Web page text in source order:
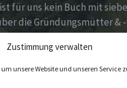
Zustimmung verwalten
unsere Website und unseren Service
für uns kein Buch mit
die Gründungsmütter &
und
doerfer.de!